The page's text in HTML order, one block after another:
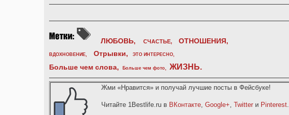
ЛЮБОВЬ, СЧАСТЬЕ, ОТНОШЕНИЯ,
ВДОХНОВЕНИЕ, Отрывки, ЭТО ИНТЕРЕСНО,
Больше чем слова, Больше чем фото, ЖИЗНЬ.
Жми «Нравится» и получай лучшие посты в Фейсбуке!
Читайте 1Bestlife.ru в ВКонтакте, Google+, Twitter и Pinterest.